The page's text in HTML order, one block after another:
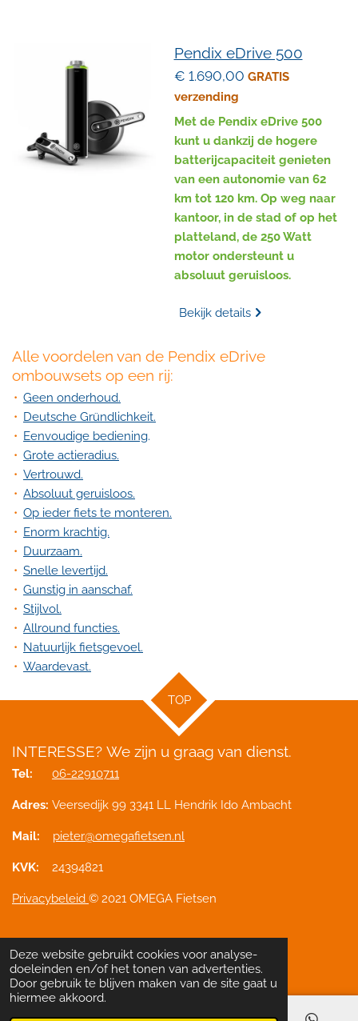
Deze website gebruikt cookies voor analyse-
doeleinden en/of het tonen van advertenties.
Door gebruik te blijven maken van de site gaat u
hiermee akkoord.
Pendix eDrive 500
€ 1.690,00 GRATIS
verzending
Met de Pendix eDrive 500
kunt u dankzij de hogere
batterijcapaciteit genieten
van een autonomie van 62
km tot 120 km. Op weg naar
kantoor, in de stad of op het
platteland, de 250 Watt
motor ondersteunt u
absoluut geruisloos.
Bekijk details
Alle voordelen van de Pendix eDrive
ombouwsets op een rij:
Geen onderhoud.
Deutsche Gründlichkeit.
Eenvoudige bediening.
Grote actieradius.
Vertrouwd.
Absoluut geruisloos.
Op ieder fiets te monteren.
Enorm krachtig.
Duurzaam.
Snelle levertijd.
Gunstig in aanschaf.
Stijlvol.
Allround functies.
Natuurlijk fietsgevoel.
Waardevast.
TOP
INTERESSE? We zijn u graag van dienst.
Tel: 06-22910711
Adres: Veersedijk 99 3341 LL Hendrik Ido Ambacht
Mail: pieter@omegafietsen.nl
KVK: 24394821
Privacybeleid © 2021 OMEGA Fietsen
Delen Deel Share Pinnen Delen